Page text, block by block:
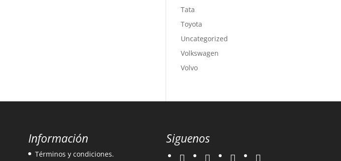
Tata
Toyota
Uncategorized
Volkswagen
Volvo
Información
Términos y condiciones.
Siguenos
twitter instagramfacebook google